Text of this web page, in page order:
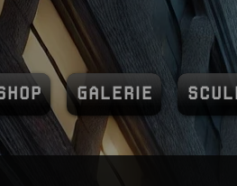
Vous connaissez
GALERIE